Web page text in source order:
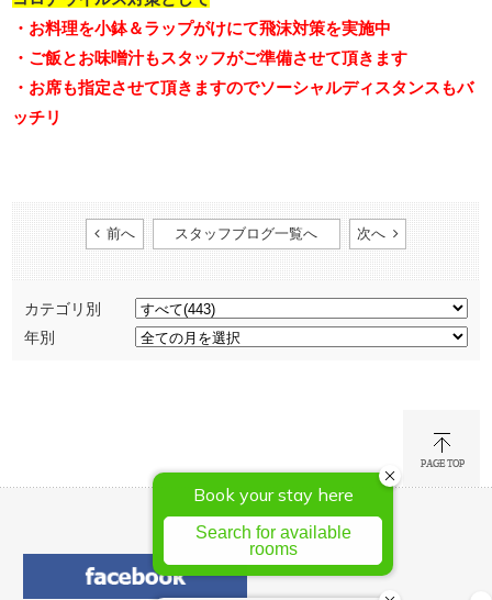
・お料理を小鉢＆ラップがけにて飛沫対策を実施中
・ご飯とお味噌汁もスタッフがご準備させて頂きます
・お席も指定させて頂きますのでソーシャルディスタンスもバ
ッチリ
前へ スタッフブログ一覧へ 次へ
カテゴリ別
年別